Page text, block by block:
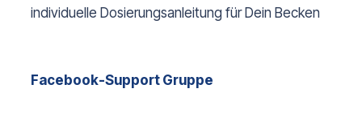
individuelle Dosierungsanleitung für Dein Becken
Facebook-Support Gruppe